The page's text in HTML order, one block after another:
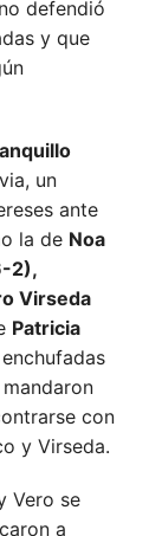
defendió
y que
un
ante
la de Noa
2),
Virseda
Patricia
con
y Virseda.
Vero se
a